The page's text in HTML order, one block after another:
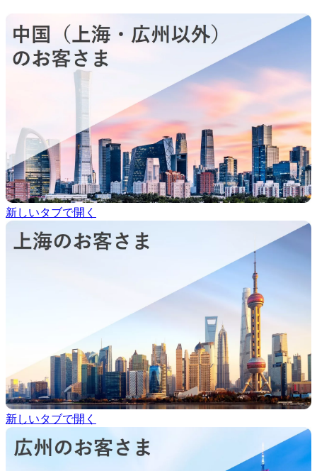
新しいタブで開く
新しいタブで開く